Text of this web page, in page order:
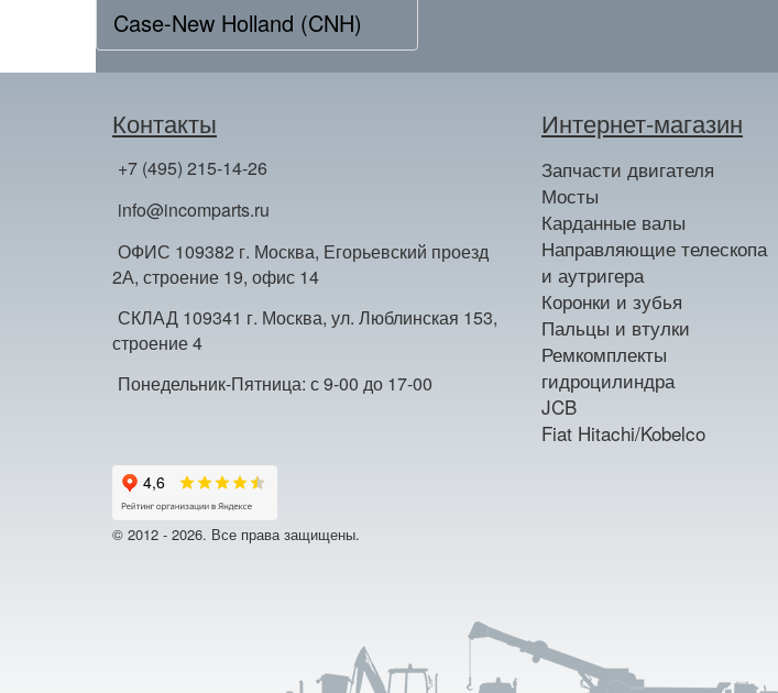
Case-New Holland (CNH)
Контакты
+7 (495) 215-14-26
info@incomparts.ru
ОФИС 109382 г. Москва, Егорьевский проезд
2А, строение 19, офис 14
СКЛАД 109341 г. Москва, ул. Люблинская 153,
строение 4
Понедельник-Пятница: с 9-00 до 17-00
Интернет-магазин
Запчасти двигателя
Мосты
Карданные валы
Направляющие телескопа
и аутригера
Коронки и зубья
Пальцы и втулки
Ремкомплекты
гидроцилиндра
JCB
Fiat Hitachi/Kobelco
© 2012 - 2026. Все права защищены.